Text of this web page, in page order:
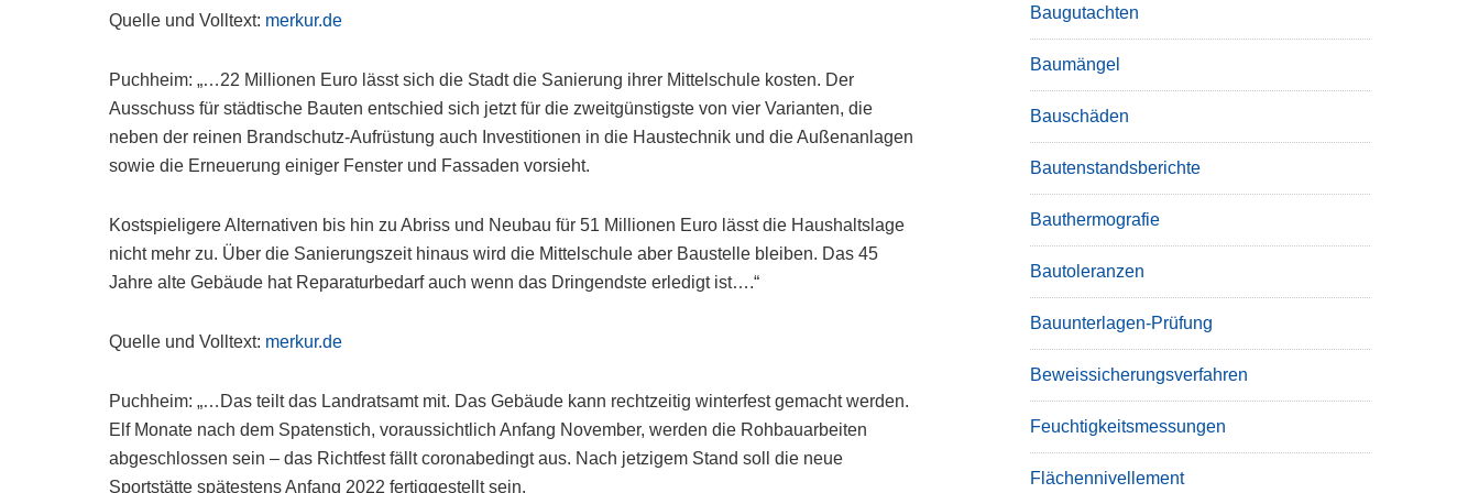
Quelle und Volltext: merkur.de
Puchheim: „…22 Millionen Euro lässt sich die Stadt die Sanierung ihrer Mittelschule kosten. Der
Ausschuss für städtische Bauten entschied sich jetzt für die zweitgünstigste von vier Varianten, die
neben der reinen Brandschutz-Aufrüstung auch Investitionen in die Haustechnik und die Außenanlagen
sowie die Erneuerung einiger Fenster und Fassaden vorsieht.
Kostspieligere Alternativen bis hin zu Abriss und Neubau für 51 Millionen Euro lässt die Haushaltslage
nicht mehr zu. Über die Sanierungszeit hinaus wird die Mittelschule aber Baustelle bleiben. Das 45
Jahre alte Gebäude hat Reparaturbedarf auch wenn das Dringendste erledigt ist….“
Quelle und Volltext: merkur.de
Puchheim: „…Das teilt das Landratsamt mit. Das Gebäude kann rechtzeitig winterfest gemacht werden.
Elf Monate nach dem Spatenstich, voraussichtlich Anfang November, werden die Rohbauarbeiten
abgeschlossen sein – das Richtfest fällt coronabedingt aus. Nach jetzigem Stand soll die neue
Sportstätte spätestens Anfang 2022 fertiggestellt sein.
Baugutachten
Baumängel
Bauschäden
Bautenstandsberichte
Bauthermografie
Bautoleranzen
Bauunterlagen-Prüfung
Beweissicherungsverfahren
Feuchtigkeitsmessungen
Flächennivellement